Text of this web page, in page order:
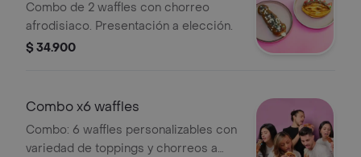
Combo de 2 waffles con chorreo
afrodisiaco. Presentación a elección.
$ 34.900
Combo x6 waffles
Combo: 6 waffles personalizables con
variedad de toppings y chorreos a